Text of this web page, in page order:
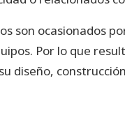
son ocasionados
Por lo que
diseño,